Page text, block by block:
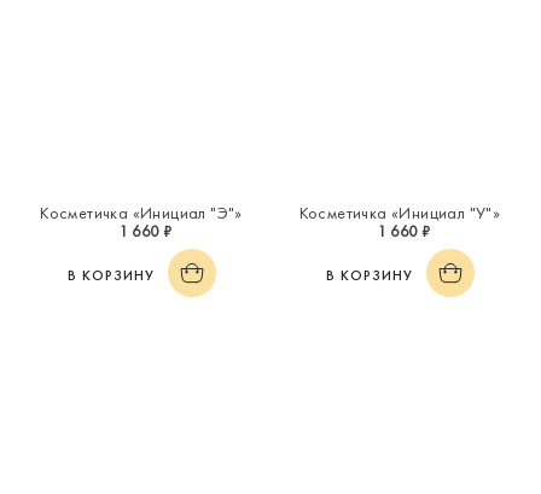
Косметичка «Инициал "Э"»
1 660 ₽
В КОРЗИНУ
Косметичка «Инициал "У"»
1 660 ₽
В КОРЗИНУ